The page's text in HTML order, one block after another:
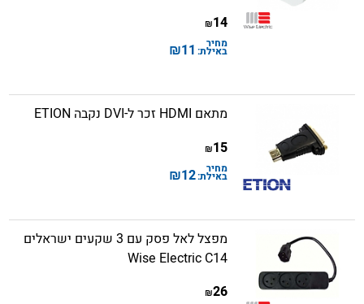
14
₪
מחיר
באילת: 11
₪
מתאם HDMI זכר ל-DVI נקבה ETION
15
₪
מחיר
באילת:12
₪
מפצל לאל פסק עם 3 שקעים ישראלים
Wise Electric C14
26
₪